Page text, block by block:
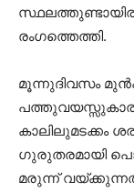
രംഗത്തെത്തി.
മൂന്നുദിവസം
കാലിലുമടക്കം
ഗുരുതരമായി
മരുന്ന്